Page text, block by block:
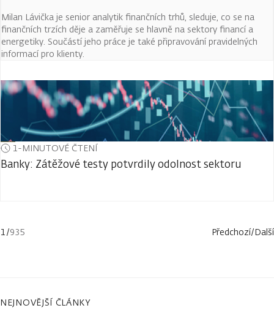
Milan Lávička je senior analytik finančních trhů, sleduje, co se na
finančních trzích děje a zaměřuje se hlavně na sektory financí a
energetiky. Součástí jeho práce je také připravování pravidelných
informací pro klienty.
1-MINUTOVÉ ČTENÍ
Banky: Zátěžové testy potvrdily odolnost sektoru
1/935 Předchozí/Další
NEJNOVĚJŠÍ ČLÁNKY